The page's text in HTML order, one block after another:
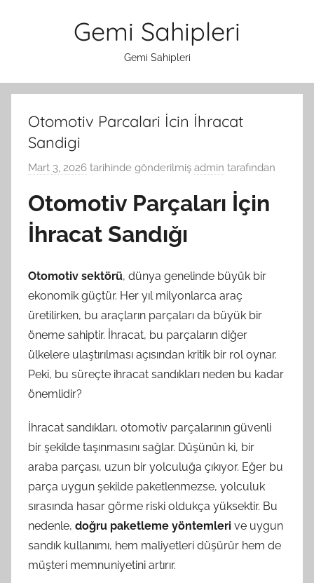
Gemi Sahipleri
Gemi Sahipleri
Otomotiv Parcalari İcin İhracat
Sandigi
Mart 3, 2026 tarihinde gönderilmiş admin tarafından
Otomotiv Parçaları İçin
İhracat Sandığı
Otomotiv sektörü, dünya genelinde büyük bir
ekonomik güçtür. Her yıl milyonlarca araç
üretilirken, bu araçların parçaları da büyük bir
öneme sahiptir. İhracat, bu parçaların diğer
ülkelere ulaştırılması açısından kritik bir rol oynar.
Peki, bu süreçte ihracat sandıkları neden bu kadar
önemlidir?
İhracat sandıkları, otomotiv parçalarının güvenli
bir şekilde taşınmasını sağlar. Düşünün ki, bir
araba parçası, uzun bir yolculuğa çıkıyor. Eğer bu
parça uygun şekilde paketlenmezse, yolculuk
sırasında hasar görme riski oldukça yüksektir. Bu
nedenle, doğru paketleme yöntemleri ve uygun
sandık kullanımı, hem maliyetleri düşürür hem de
müşteri memnuniyetini artırır.